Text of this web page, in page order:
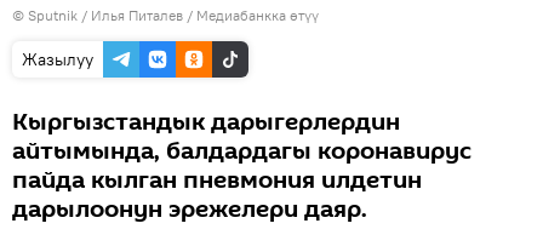
© Sputnik / Илья Питалев / Медиабанкка өтүү
Жазылуу
Кыргызстандык дарыгерлердин
айтымында, балдардагы коронавирус
пайда кылган пневмония илдетин
дарылоонун эрежелери даяр.